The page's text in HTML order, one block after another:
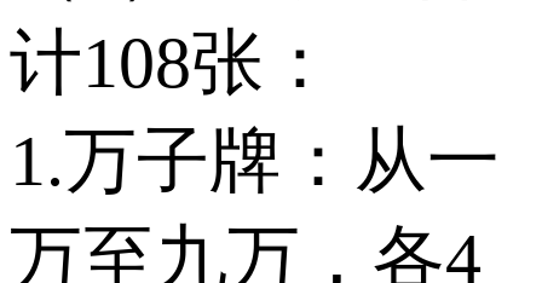
计108张：
1.万子牌：从一
万至九万，各4